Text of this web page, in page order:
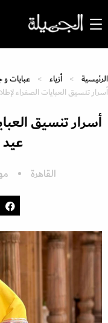
الرئيسية أزياء
عبايات و
أسرار تنسيق العبايات الصفراء
أسرار تنسيق
عيد
القاهرة